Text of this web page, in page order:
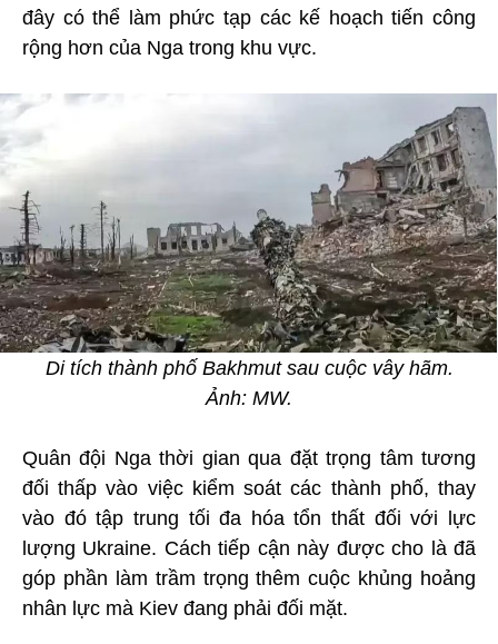
đây có thể làm phức tạp các kế hoạch tiến công
rộng hơn của Nga trong khu vực.
Di tích thành phố Bakhmut sau cuộc vây hãm.
Ảnh: MW.
Quân đội Nga thời gian qua đặt trọng tâm tương
đối thấp vào việc kiểm soát các thành phố, thay
vào đó tập trung tối đa hóa tổn thất đối với lực
lượng Ukraine. Cách tiếp cận này được cho là đã
góp phần làm trầm trọng thêm cuộc khủng hoảng
nhân lực mà Kiev đang phải đối mặt.